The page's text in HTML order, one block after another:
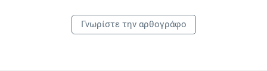
Γνωρίστε την αρθογράφο